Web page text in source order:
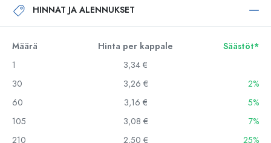
HINNAT JA ALENNUKSET
Määrä Hinta per kappale
Säästöt*
1
3,34 €
30
3,26 €
2%
60
3,16 €
5%
105
3,08 €
7%
210
2,50 €
25%